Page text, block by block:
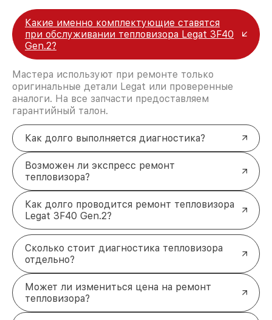
Какие именно комплектующие ставятся
при обслуживании тепловизора Legat 3F40
Gen.2?
Мастера используют при ремонте только
оригинальные детали Legat или проверенные
аналоги. На все запчасти предоставляем
гарантийный талон.
Как долго выполняется диагностика?
Возможен ли экспресс ремонт
тепловизора?
Как долго проводится ремонт тепловизора
Legat 3F40 Gen.2?
Сколько стоит диагностика тепловизора
отдельно?
Может ли измениться цена на ремонт
тепловизора?